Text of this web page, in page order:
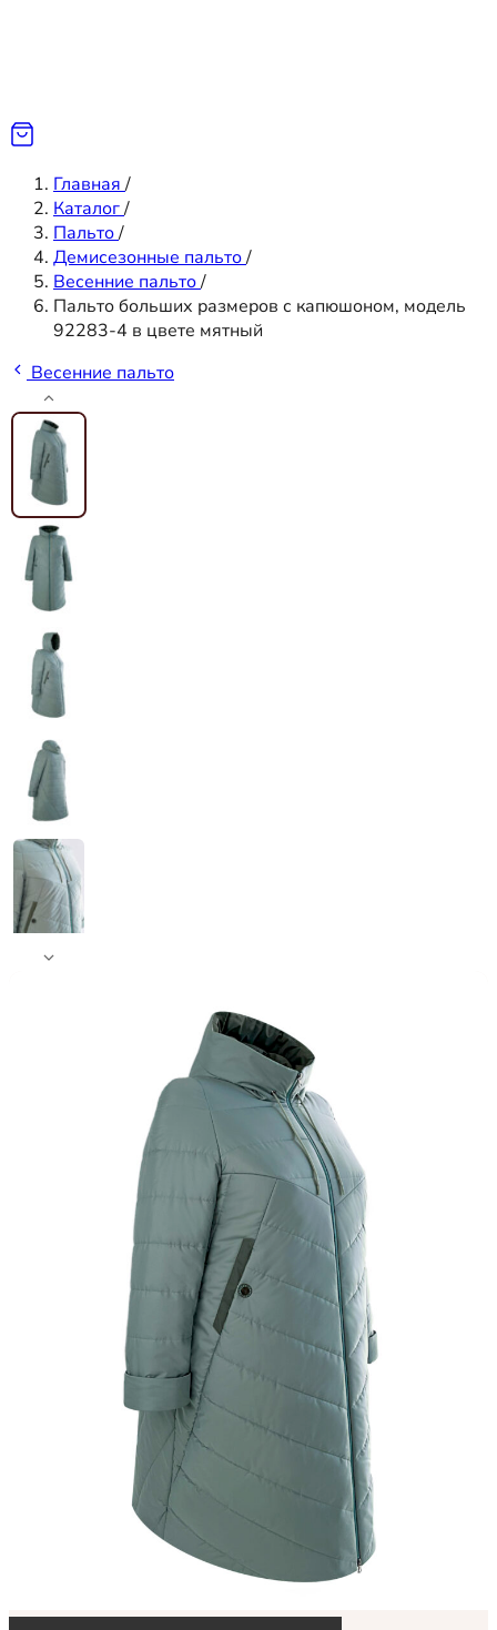
Главная /
Каталог/
Пальто/
Демисезонные пальто/
Весенние пальто/
Пальто больших размеров с капюшоном, модель
92283-4 в цвете мятный
Весенние пальто